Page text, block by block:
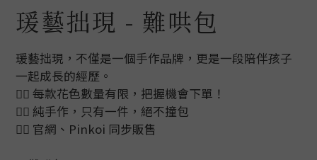
瑗藝拙現 - 難哄包
瑗藝拙現，不僅是一個手作品牌，更是一段陪伴孩子
一起成長的經歷。
👉🏻 每款花色數量有限，把握機會下單！
👉🏻 純手作，只有一件，絕不撞包
👉🏻 官網、Pinkoi 同步販售